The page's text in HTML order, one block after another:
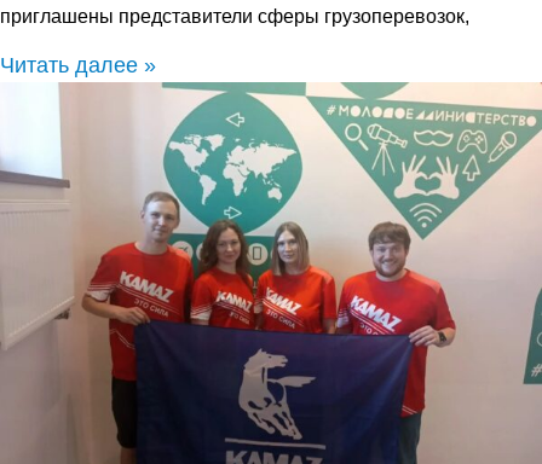
приглашены представители сферы грузоперевозок,
Читать далее »